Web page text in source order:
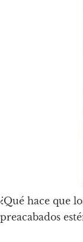
¿Qué hace que
preacabados